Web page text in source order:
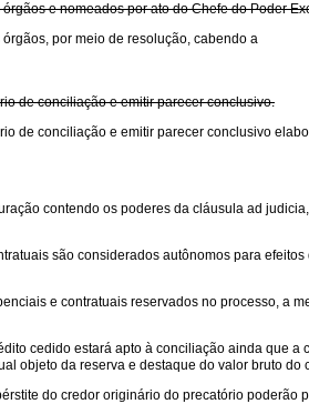
e nomeados por ato do Chefe do Poder
por meio de resolução, cabendo a
de conciliação e emitir parecer conclusivo.
de conciliação e emitir parecer conclusivo
contendo os poderes da cláusula ad
são considerados autônomos para
e contratuais reservados no processo, a
cedido estará apto à conciliação ainda que
objeto da reserva e destaque do valor bruto do
do credor originário do precatório poderão